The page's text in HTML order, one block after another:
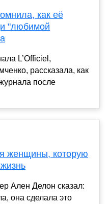
как её
"любимой
L’Officiel,
рассказала, как
после
женщины, которую
Ален Делон сказал:
она сделала это